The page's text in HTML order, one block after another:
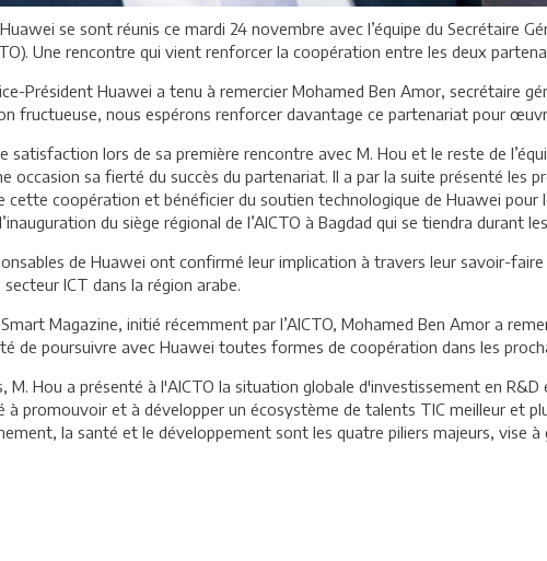
se sont réunis ce mardi 24 novembre avec l’équipe du Secrétaire
Une rencontre qui vient renforcer la coopération entre les deux
Président Huawei a tenu à remercier Mohamed Ben Amor, secrétaire
fructueuse, nous espérons renforcer davantage ce partenariat pour
satisfaction lors de sa première rencontre avec M. Hou et le reste de
occasion sa fierté du succès du partenariat. Il a par la suite présenté les
coopération et bénéficier du soutien technologique de Huawei pour
du siège régional de l’AICTO à Bagdad qui se tiendra durant
de Huawei ont confirmé leur implication à travers leur savoir-
ICT dans la région arabe.
Magazine, initié récemment par l’AICTO, Mohamed Ben Amor a
de poursuivre avec Huawei toutes formes de coopération dans les
M. Hou a présenté à l'AICTO la situation globale d'investissement en
à promouvoir et à développer un écosystème de talents TIC meilleur et
la santé et le développement sont les quatre piliers majeurs, vise à